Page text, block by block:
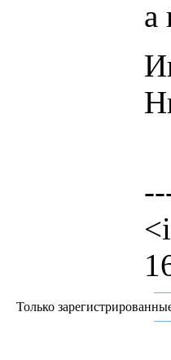
а
Только